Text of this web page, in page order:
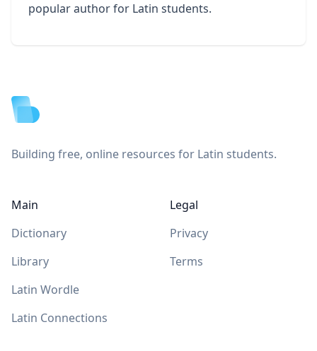
popular author for Latin students.
Building free, online resources for Latin students.
Main
Dictionary
Library
Latin Wordle
Latin Connections
Legal
Privacy
Terms